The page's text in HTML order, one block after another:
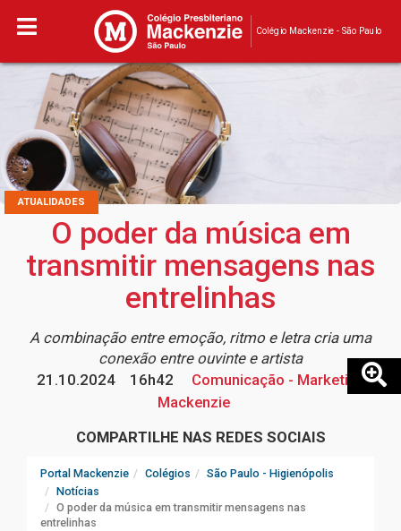
Colégio Mackenzie - São Paulo
ATUALIDADES
O poder da música em
transmitir mensagens nas
entrelinhas
A combinação entre emoção, ritmo e letra cria uma
conexão entre ouvinte e artista
21.10.2024
16h42
Comunicação - Marketing
Mackenzie
COMPARTILHE NAS REDES SOCIAIS
Portal Mackenzie Colégios
São Paulo - Higienópolis
Notícias
O poder da música em transmitir mensagens nas
entrelinhas